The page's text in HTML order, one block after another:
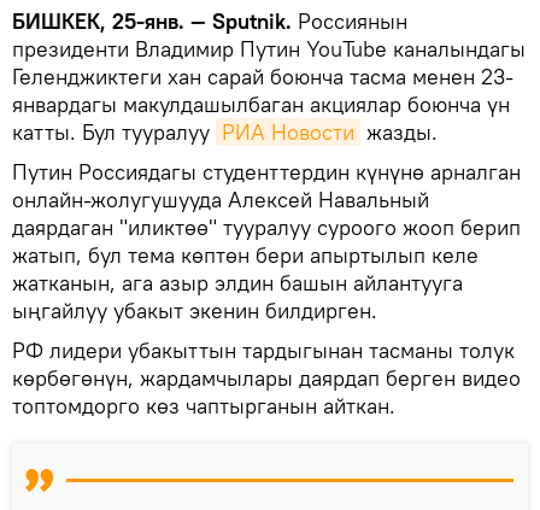
БИШКЕК, 25-янв. — Sputnik. Россиянын
президенти Владимир Путин YouTube каналындагы
Геленджиктеги хан сарай боюнча тасма менен 23-
январдагы макулдашылбаган акциялар боюнча үн
катты. Бул тууралуу РИА Новости жазды.
Путин Россиядагы студенттердин күнүнө арналган
онлайн-жолугушууда Алексей Навальный
даярдаган "иликтөө" тууралуу суроого жооп берип
жатып, бул тема көптөн бери апыртылып келе
жатканын, ага азыр элдин башын айлантууга
ыңгайлуу убакыт экенин билдирген.
РФ лидери убакыттын тардыгынан тасманы толук
көрбөгөнүн, жардамчылары даярдап берген видео
топтомдорго көз чаптырганын айткан.